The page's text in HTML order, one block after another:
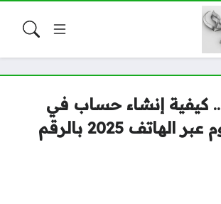
الآن Online.. كيفية إنشاء حساب في
بنك الخرطوم عبر الهاتف 2025 بالرقم